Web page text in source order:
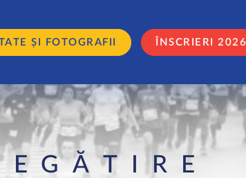
ȘI FOTOGRAFII ÎNSCRIERI 2026